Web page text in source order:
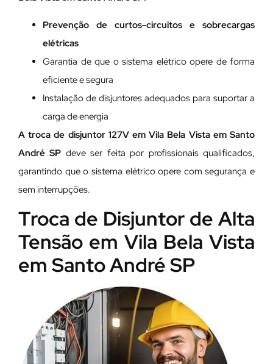
Prevenção de curtos-circuitos e sobrecargas
elétricas
Garantia de que o sistema elétrico opere de forma
eficiente e segura
Instalação de disjuntores adequados para suportar a
carga de energia
A troca de disjuntor 127V em Vila Bela Vista em Santo
André SP deve ser feita por profissionais qualificados,
garantindo que o sistema elétrico opere com segurança e
sem interrupções.
Troca de Disjuntor de Alta
Tensão em Vila Bela Vista
em Santo André SP